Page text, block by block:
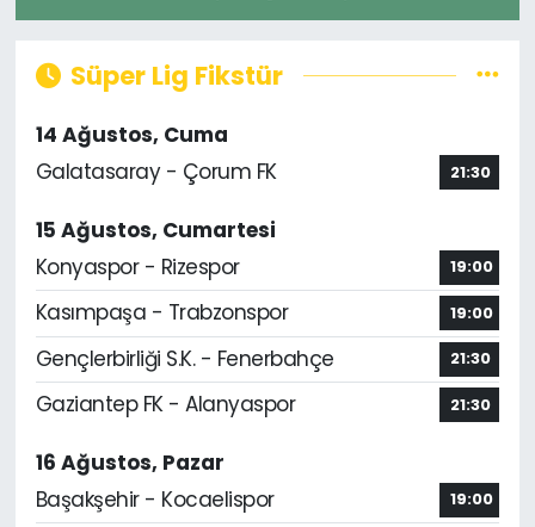
Süper Lig Fikstür
14 Ağustos, Cuma
Galatasaray - Çorum FK
21:30
15 Ağustos, Cumartesi
Konyaspor - Rizespor
19:00
Kasımpaşa - Trabzonspor 19:00
Gençlerbirliği S.K. - Fenerbahçe 21:30
Gaziantep FK - Alanyaspor 21:30
16 Ağustos, Pazar
Başakşehir - Kocaelispor
19:00